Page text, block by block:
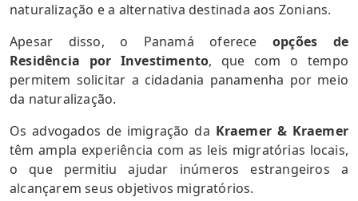
naturalização e a alternativa destinada aos Zonians.
Apesar disso, o Panamá ofereceopções de
Residência por Investimento, que com o tempo
permitem solicitar a cidadania panamenha por meio
da naturalização.
Os advogados de imigração da Kraemer & Kraemer
têm ampla experiência com as leis migratórias locais,
o que permitiu ajudar inúmeros estrangeiros a
alcançarem seus objetivos migratórios.